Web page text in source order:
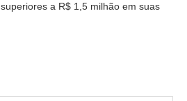
a R$ 1,5 milhão em suas